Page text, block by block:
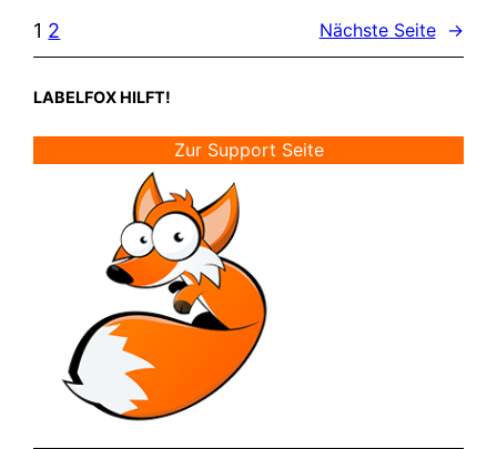
LABELFOX HILFT!
Zur Support Seite
1 2 Nächste Seite →